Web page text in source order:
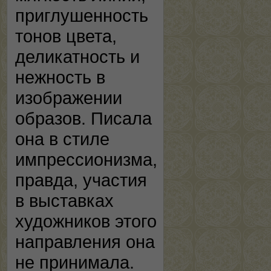
приглушенность
тонов цвета,
деликатность и
нежность в
изображении
образов. Писала
она в стиле
импрессионизма,
правда, участия
в выставках
художников этого
направления она
не принимала.